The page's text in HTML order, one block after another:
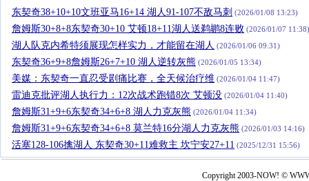
东契奇38+10+10文班亚马16+14 湖人91-107不敌马刺 (2026/01/08 13:23)
詹姆斯30+8+8东契奇30+10 艾顿18+11湖人送鹈鹕8连败 (2026/01/07 11:38)
湖人队克内希特须展现怎样实力，才能留在湖人 (2026/01/06 09:31)
东契奇36+9+8詹姆斯26+7+10 湖人逆转灰熊 (2026/01/05 13:34)
美媒：东契奇一直忍受剧痛比赛，全天候治疗维 (2026/01/04 11:47)
雷迪克批评湖人执行力：12次战术跑错8次 艾顿没 (2026/01/04 11:40)
詹姆斯31+9+6东契奇34+6+8 湖人力克灰熊 (2026/01/04 11:34)
詹姆斯31+9+6东契奇34+6+8 莫兰特16分湖人力克灰熊 (2026/01/03 14:16)
活塞128-106擒湖人 东契奇30+11难救主 坎宁安27+11 (2025/12/31 15:56)
Copyright 2003-NOW! ©